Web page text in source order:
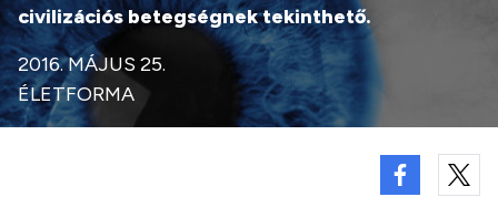
civilizációs betegségnek tekinthető.
2016. MÁJUS 25.
ÉLETFORMA